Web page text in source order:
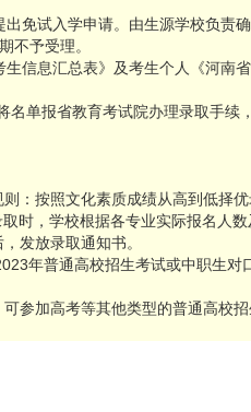
免试入学申请。由生源学校负责
不予受理。
信息汇总表》及考生个人《河南
单报省教育考试院办理录取手续
：按照文化素质成绩从高到低择
，学校根据各专业实际报名人数
发放录取通知书。
年普通高校招生考试或中职生对
参加高考等其他类型的普通高校招